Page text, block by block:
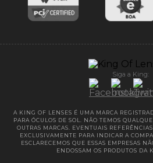
Entregas
Siga a King:
A KING OF LENSES É UMA MARCA
PARA ÓCULOS DE SOL. NÃO TEMOS
OUTRAS MARCAS. EVENTUAIS
EXCLUSIVAMENTE PARA INDICAR A
ESCLARECEMOS QUE ESSAS EMPRESAS
ENDOSSAM OS PRODUTOS DA